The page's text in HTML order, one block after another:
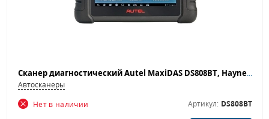
Сканер диагностический Autel MaxiDAS DS808BT, Haynes Tech Basic, российская версия
Автосканеры
Нет в наличии
Артикул: DS808BT